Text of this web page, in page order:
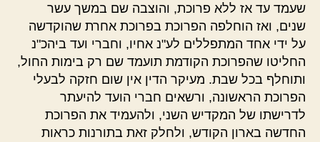
שעמד עד אז ללא פרוכת, והוצבה שם במשך עשר
שנים, ואז הוחלפה הפרוכת בפרוכת אחרת שהוקדשה
על ידי אחד המתפללים לע"נ אחיו, וחברי ועד ביהכ"נ
החליטו שהפרוכת הקודמת תועמד שם רק בימות החול,
ותוחלף בכל שבת. מעיקר הדין אין שום חזקה לבעלי
הפרוכת הראשונה, ורשאים חברי הועד להיעתר
לדרישתו של המקדיש השני, ולהעמיד את הפרוכת
החדשה בארון הקודש, ולחלק זאת בתורנות כראות